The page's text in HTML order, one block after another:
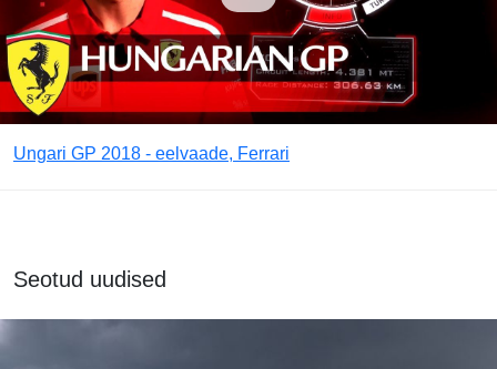
Ungari GP 2018 - eelvaade, Ferrari
Seotud uudised